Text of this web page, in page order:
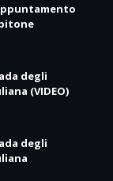
degli
(VIDEO)
degli